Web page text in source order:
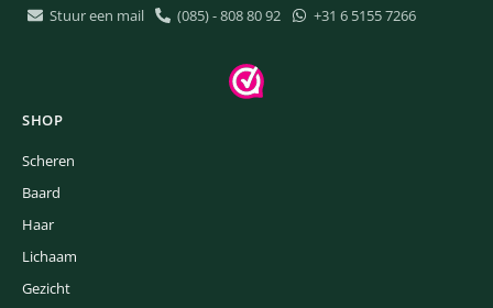
Stuur een mail (085) - 808 80 92 +31 6 5155 7266
SHOP
Scheren
Baard
Haar
Lichaam
Gezicht